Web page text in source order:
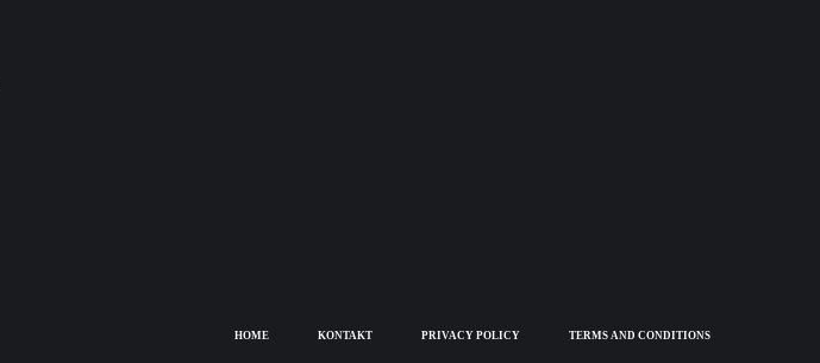
HOME KONTAKT PRIVACY POLICY TERMS AND CONDITIONS